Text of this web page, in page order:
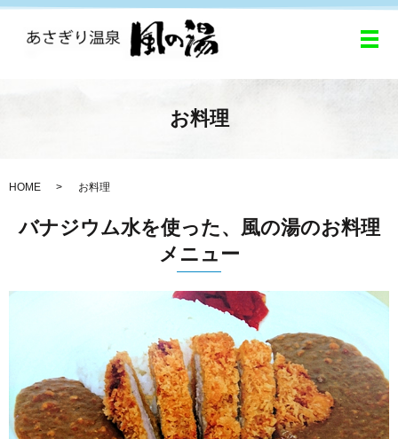
メ
お料理
HOME お料理
バナジウム水を使った、風の湯のお料理
メニュー